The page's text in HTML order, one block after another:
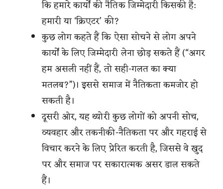
कि हमारे कार्यों की नैतिक जिम्मेदारी किसकी है:
हमारी या ‘क्रिएटर’ की?
कुछ लोग कहते हैं कि ऐसा सोचने से लोग अपने
कार्यों के लिए जिम्मेदारी लेना छोड़ सकते हैं (“अगर
हम असली नहीं हैं, तो सही-गलत का क्या
मतलब?”)। इससे समाज में नैतिकता कमजोर हो
सकती है।
दूसरी ओर, यह थ्योरी कुछ लोगों को अपनी सोच,
व्यवहार और तकनीकी-नैतिकता पर और गहराई से
विचार करने के लिए प्रेरित करती है, जिससे वे खुद
पर और समाज पर सकारात्मक असर डाल सकते
हैं।